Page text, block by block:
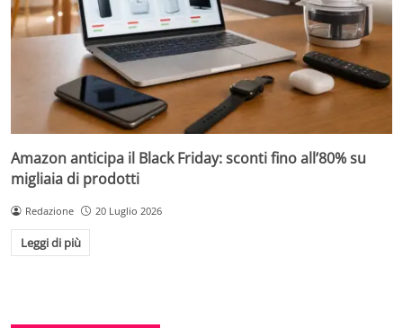
Amazon anticipa il Black Friday: sconti fino all’80% su
migliaia di prodotti
Redazione 20 Luglio 2026
Leggi di più